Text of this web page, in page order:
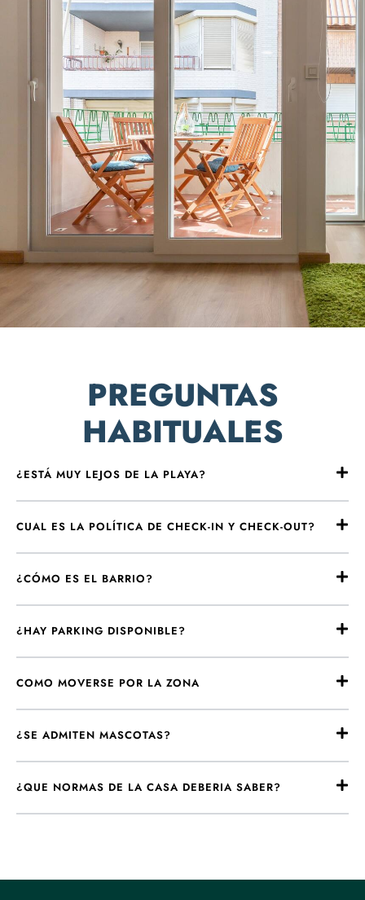
PREGUNTAS
HABITUALES
¿ESTÁ MUY LEJOS DE LA PLAYA?
CUAL ES LA POLÍTICA DE CHECK-IN Y CHECK-OUT?
¿CÓMO ES EL BARRIO?
¿HAY PARKING DISPONIBLE?
COMO MOVERSE POR LA ZONA
¿SE ADMITEN MASCOTAS?
¿QUE NORMAS DE LA CASA DEBERIA SABER?